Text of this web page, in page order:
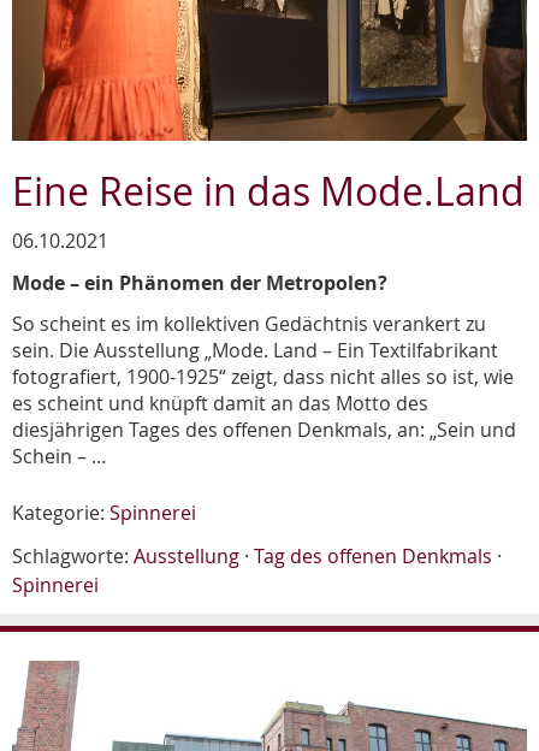
Eine Reise in das Mode.Land
06.10.2021
Mode – ein Phänomen der Metropolen?
So scheint es im kollektiven Gedächtnis verankert zu
sein. Die Ausstellung „Mode. Land – Ein Textilfabrikant
fotografiert, 1900-1925“ zeigt, dass nicht alles so ist, wie
es scheint und knüpft damit an das Motto des
diesjährigen Tages des offenen Denkmals, an: „Sein und
Schein – …
Kategorie: Spinnerei
Schlagworte: Ausstellung · Tag des offenen Denkmals ·
Spinnerei